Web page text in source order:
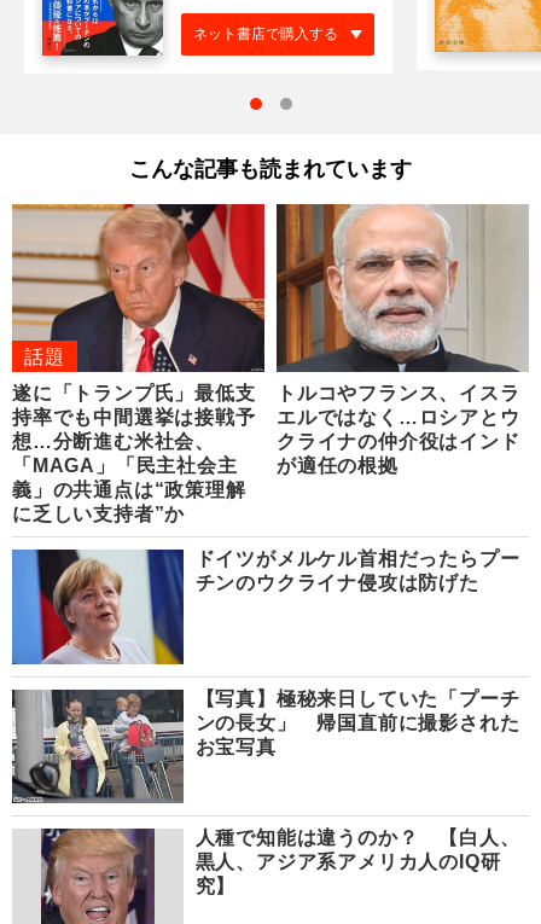
ネット書店で購入する
こんな記事も読まれています
話題
遂に「トランプ氏」最低支
持率でも中間選挙は接戦予
想…分断進む米社会、
「MAGA」「民主社会主
義」の共通点は“政策理解
に乏しい支持者”か
トルコやフランス、イスラ
エルではなく…ロシアとウ
クライナの仲介役はインド
が適任の根拠
ドイツがメルケル首相だったらプー
チンのウクライナ侵攻は防げた
【写真】極秘来日していた「プーチ
ンの長女」 帰国直前に撮影された
お宝写真
人種で知能は違うのか？ 【白人、
黒人、アジア系アメリカ人のIQ研
究】